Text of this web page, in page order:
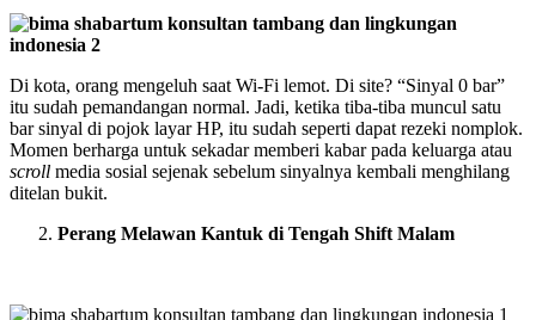
Di kota, orang mengeluh saat Wi-Fi lemot. Di site? “Sinyal 0 bar”
itu sudah pemandangan normal. Jadi, ketika tiba-tiba muncul satu
bar sinyal di pojok layar HP, itu sudah seperti dapat rezeki nomplok.
Momen berharga untuk sekadar memberi kabar pada keluarga atau
scroll media sosial sejenak sebelum sinyalnya kembali menghilang
ditelan bukit.
Perang Melawan Kantuk di Tengah Shift Malam